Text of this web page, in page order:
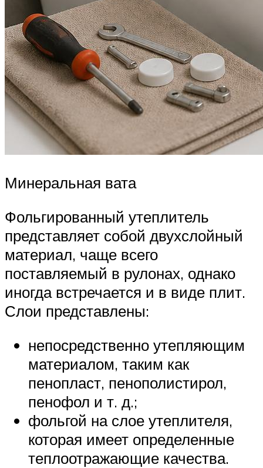
Минеральная вата
Фольгированный утеплитель
представляет собой двухслойный
материал, чаще всего
поставляемый в рулонах, однако
иногда встречается и в виде плит.
Слои представлены:
непосредственно утепляющим
материалом, таким как
пенопласт, пенополистирол,
пенофол и т. д.;
фольгой на слое утеплителя,
которая имеет определенные
теплоотражающие качества.